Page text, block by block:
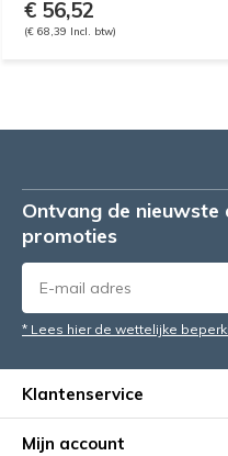
€ 56,52
(€ 68,39 Incl. btw)
Ontvang de nieuwste
promoties
* Lees hier de wettelijke
Klantenservice
Mijn account